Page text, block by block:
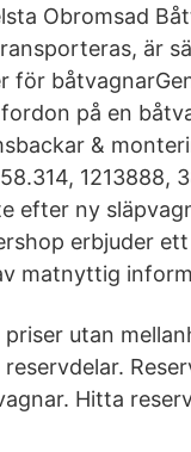
Obromsad
är
för
på en
&
1213888,
efter ny
erbjuder
matnyttig
priser utan
reservdelar.
Hitta